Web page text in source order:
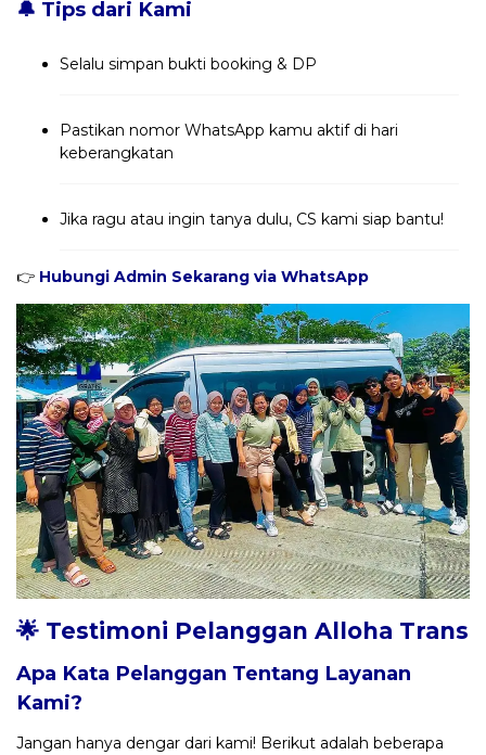
🔔 Tips dari Kami
Selalu simpan bukti booking & DP
Pastikan nomor WhatsApp kamu aktif di hari
keberangkatan
Jika ragu atau ingin tanya dulu, CS kami siap bantu!
👉 Hubungi Admin Sekarang via WhatsApp
🌟 Testimoni Pelanggan Alloha Trans
Apa Kata Pelanggan Tentang Layanan
Kami?
Jangan hanya dengar dari kami! Berikut adalah beberapa